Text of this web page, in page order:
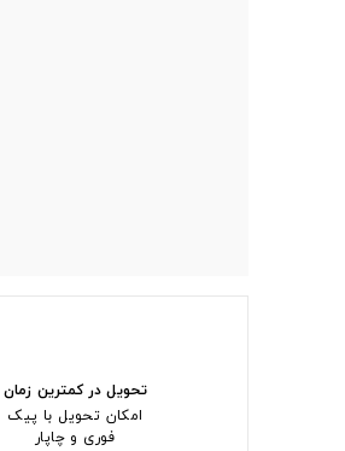
تحویل در کمترین زمان
امکان تحویل با پیک
فوری و چاپار